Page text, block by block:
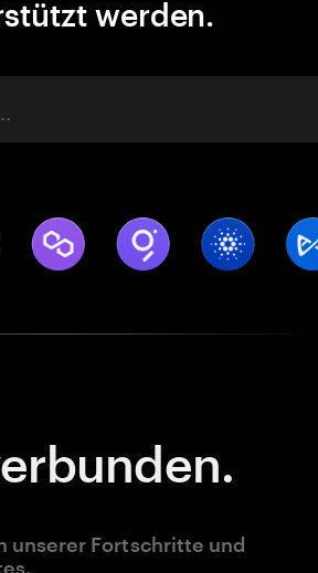
werden.
unserer Fortschritte und